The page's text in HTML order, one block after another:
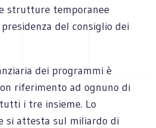
strutture temporanee
del consiglio dei
dei programmi è
riferimento ad ognuno di
i tre insieme. Lo
si attesta sul miliardo di